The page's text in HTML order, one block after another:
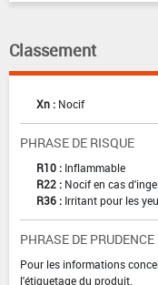
Classement
Xn : Nocif
PHRASE DE RISQUE
R10 : Inflammable
R22 : Nocif en cas
R36 : Irritant pour les
PHRASE DE PRUDENCE
Pour les informations
l'étiquetage du produit.